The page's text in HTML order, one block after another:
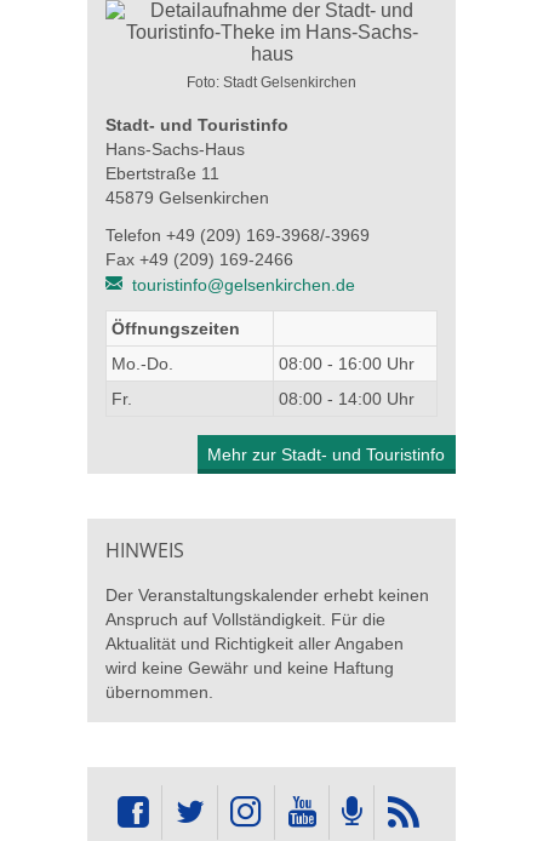
Foto: Stadt Gelsenkirchen
Stadt- und Touristinfo
Hans-Sachs-Haus
Ebertstraße 11
45879 Gelsenkirchen
Telefon +49 (209) 169-3968/-3969
Fax +49 (209) 169-2466
touristinfo@gelsenkirchen.de
Öffnungszeiten
Mo.-Do.
08:00 - 16:00 Uhr
Fr.
08:00 - 14:00 Uhr
Mehr zur Stadt- und Touristinfo
HINWEIS
Der Veranstaltungskalender erhebt keinen
Anspruch auf Vollständigkeit. Für die
Aktualität und Richtigkeit aller Angaben
wird keine Gewähr und keine Haftung
übernommen.